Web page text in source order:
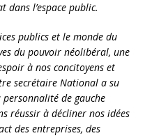
dans l’espace public.
publics et le monde du
du pouvoir néolibéral, une
à nos concitoyens et
secrétaire National a su
de gauche
réussir à décliner nos idées
des entreprises, des